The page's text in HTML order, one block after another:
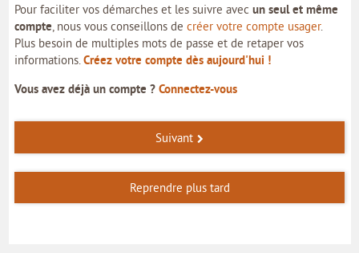
Pour faciliter vos démarches et les suivre avec un seul et même
compte, nous vous conseillons de créer votre compte usager.
Plus besoin de multiples mots de passe et de retaper vos
informations.Créez votre compte dès aujourd'hui !
Vous avez déjà un compte ? Connectez-vous
Suivant
Reprendre plus tard